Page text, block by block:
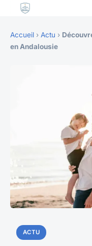
Accueil › Actu ›
en Andalousie
ACTU